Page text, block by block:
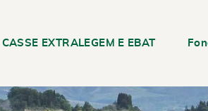
CASSE EXTRALEGEM E EBAT